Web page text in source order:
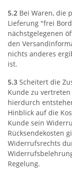
5.2 Bei Waren, die
Lieferung "frei
nächstgelegenen
den
nichts anderes
ist.
5.3 Scheitert die
Kunde zu
hierdurch
Hinblick auf die
Kunde sein
Rücksendekosten
Widerrufsrechts
Regelung.